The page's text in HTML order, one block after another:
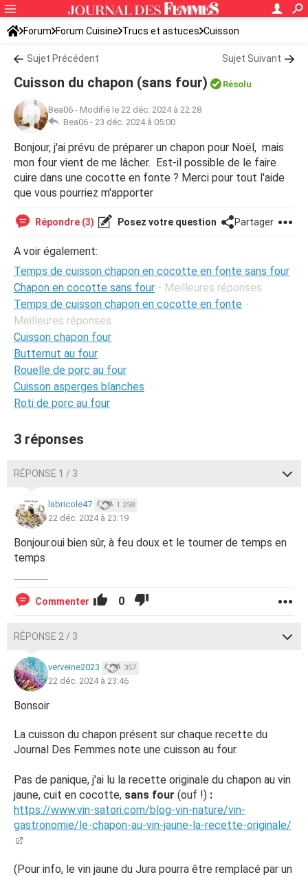
Forum Forum Cuisine Trucs et astuces Cuisson
Sujet Précédent Sujet Suivant
Cuisson du chapon (sans four) Résolu
Bea06 - Modifié le 22 déc. 2024 à 22:28
Bea06 - 23 déc. 2024 à 05:00
Bonjour, j'ai prévu de préparer un chapon pour Noël, mais
mon four vient de me lâcher. Est-il possible de le faire
cuire dans une cocotte en fonte ? Merci pour tout l'aide
que vous pourriez m'apporter
Répondre (3) Posez votre question Partager
A voir également:
Temps de cuisson chapon en cocotte en fonte sans four
Chapon en cocotte sans four - Meilleures réponses
Temps de cuisson chapon en cocotte en fonte -
Meilleures réponses
Cuisson chapon four
Butternut au four
Rouelle de porc au four
Cuisson asperges blanches
Roti de porc au four
3 réponses
RÉPONSE 1 / 3
labricole47 1 258
22 déc. 2024 à 23:19
Bonjour.oui bien sûr, à feu doux et le tourner de temps en
temps
Commenter 0
RÉPONSE 2 / 3
verveine2023 357
22 déc. 2024 à 23:46
Bonsoir
La cuisson du chapon présent sur chaque recette du
Journal Des Femmes note une cuisson au four.
Pas de panique, j'ai lu la recette originale du chapon au vin
jaune, cuit en cocotte, sans four (ouf !) :
https://www.vin-satori.com/blog-vin-nature/vin-
gastronomie/le-chapon-au-vin-jaune-la-recette-originale/
(Pour info, le vin jaune du Jura pourra être remplacé par un